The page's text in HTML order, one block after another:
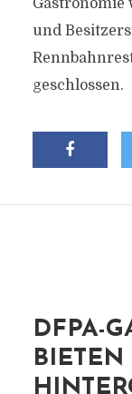
Gastronomie
und
geschlossen.
DFPA-
BIETEN